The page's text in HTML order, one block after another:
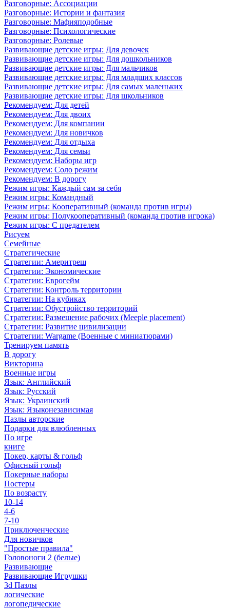
Разговорные: Ассоциации
Разговорные: Истории и фантазия
Разговорные: Мафияподобные
Разговорные: Психологические
Разговорные: Ролевые
Развивающие детские игры: Для девочек
Развивающие детские игры: Для дошкольников
Развивающие детские игры: Для мальчиков
Развивающие детские игры: Для младших классов
Развивающие детские игры: Для самых маленьких
Развивающие детские игры: Для школьников
Рекомендуем: Для детей
Рекомендуем: Для двоих
Рекомендуем: Для компании
Рекомендуем: Для новичков
Рекомендуем: Для отдыха
Рекомендуем: Для семьи
Рекомендуем: Наборы игр
Рекомендуем: Соло режим
Рекомендуем: В дорогу
Режим игры: Каждый сам за себя
Режим игры: Командный
Режим игры: Кооперативный (команда против игры)
Режим игры: Полукооперативный (команда против игрока)
Режим игры: С предателем
Рисуем
Семейные
Стратегические
Стратегии: Америтреш
Стратегии: Экономические
Стратегии: Еврогейм
Стратегии: Контроль территории
Стратегии: На кубиках
Стратегии: Обустройство территорий
Стратегии: Размещение рабочих (Meeple placement)
Стратегии: Развитие цивилизации
Стратегии: Wargame (Военные с миниатюрами)
Тренируем память
В дорогу
Викторина
Военные игры
Язык: Английский
Язык: Русский
Язык: Украинский
Язык: Языконезависимая
Пазлы авторские
Подарки для влюбленных
По игре
книге
Покер, карты & гольф
Офисный гольф
Покерные наборы
Постеры
По возрасту
10-14
4-6
7-10
Приключенческие
Для новичков
"Простые правила"
Головоноги 2 (белые)
Развивающие
Развивающие Игрушки
3d Пазлы
логические
логопедические